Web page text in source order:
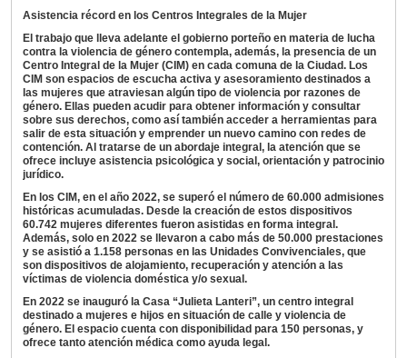
Asistencia récord en los Centros Integrales de la Mujer
El trabajo que lleva adelante el gobierno porteño en materia de lucha
contra la violencia de género contempla, además, la presencia de un
Centro Integral de la Mujer (CIM) en cada comuna de la Ciudad. Los
CIM son espacios de escucha activa y asesoramiento destinados a
las mujeres que atraviesan algún tipo de violencia por razones de
género. Ellas pueden acudir para obtener información y consultar
sobre sus derechos, como así también acceder a herramientas para
salir de esta situación y emprender un nuevo camino con redes de
contención. Al tratarse de un abordaje integral, la atención que se
ofrece incluye asistencia psicológica y social, orientación y patrocinio
jurídico.
En los CIM, en el año 2022, se superó el número de 60.000 admisiones
históricas acumuladas. Desde la creación de estos dispositivos
60.742 mujeres diferentes fueron asistidas en forma integral.
Además, solo en 2022 se llevaron a cabo más de 50.000 prestaciones
y se asistió a 1.158 personas en las Unidades Convivenciales, que
son dispositivos de alojamiento, recuperación y atención a las
víctimas de violencia doméstica y/o sexual.
En 2022 se inauguró la Casa “Julieta Lanteri”, un centro integral
destinado a mujeres e hijos en situación de calle y violencia de
género. El espacio cuenta con disponibilidad para 150 personas, y
ofrece tanto atención médica como ayuda legal.